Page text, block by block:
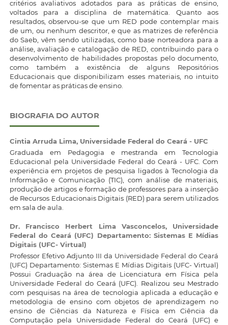
critérios avaliativos adotados para as práticas de ensino,
voltados para a disciplina de matemática. Quanto aos
resultados, observou-se que um RED pode contemplar mais
de um, ou nenhum descritor, e que as matrizes de referência
do Saeb, vêm sendo utilizadas, como base norteadora para a
análise, avaliação e catalogação de RED, contribuindo para o
desenvolvimento de habilidades propostas pelo documento,
como também a existência de alguns Repositórios
Educacionais que disponibilizam esses materiais, no intuito
de fomentar as práticas de ensino.
BIOGRAFIA DO AUTOR
Cintia Arruda Lima, Universidade Federal do Ceará - UFC
Graduada em Pedagogia e mestranda em Tecnologia
Educacional pela Universidade Federal do Ceará - UFC. Com
experiência em projetos de pesquisa ligados à Tecnologia da
Informação e Comunicação (TIC), com análise de materiais,
produção de artigos e formação de professores para a inserção
de Recursos Educacionais Digitais (RED) para serem utilizados
em sala de aula.
Dr. Francisco Herbert Lima Vasconcelos, Universidade
Federal do Ceará (UFC) Departamento: Sistemas E Mídias
Digitais (UFC- Virtual)
Professor Efetivo Adjunto III da Universidade Federal do Ceará
(UFC) Departamento: Sistemas E Mídias Digitais (UFC- Virtual)
Possui Graduação na área de Licenciatura em Física pela
Universidade Federal do Ceará (UFC). Realizou seu Mestrado
com pesquisas na área de tecnologia aplicada a educação e
metodologia de ensino com objetos de aprendizagem no
ensino de Ciências da Natureza e Física em Ciência da
Computação pela Universidade Federal do Ceará (UFC) e